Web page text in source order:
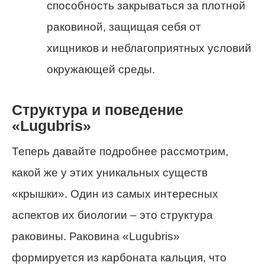
способность закрываться за плотной
раковиной, защищая себя от
хищников и неблагоприятных условий
окружающей среды.
Структура и поведение
«Lugubris»
Теперь давайте подробнее рассмотрим,
какой же у этих уникальных существ
«крышки». Один из самых интересных
аспектов их биологии – это структура
раковины. Раковина «Lugubris»
формируется из карбоната кальция, что